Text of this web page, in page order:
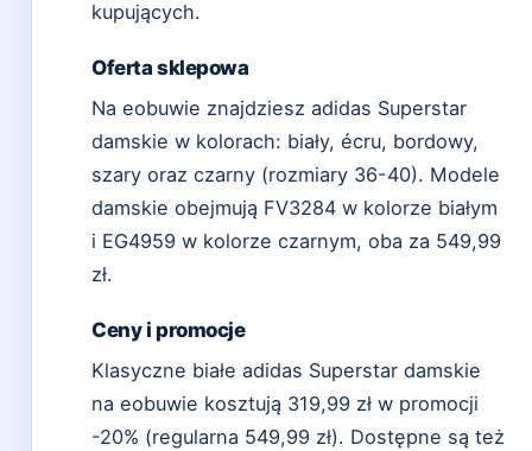
kupujących.
Oferta sklepowa
Na eobuwie znajdziesz adidas Superstar
damskie w kolorach: biały, écru, bordowy,
szary oraz czarny (rozmiary 36-40). Modele
damskie obejmują FV3284 w kolorze białym
i EG4959 w kolorze czarnym, oba za 549,99
zł.
Ceny i promocje
Klasyczne białe adidas Superstar damskie
na eobuwie kosztują 319,99 zł w promocji
-20% (regularna 549,99 zł). Dostępne są też